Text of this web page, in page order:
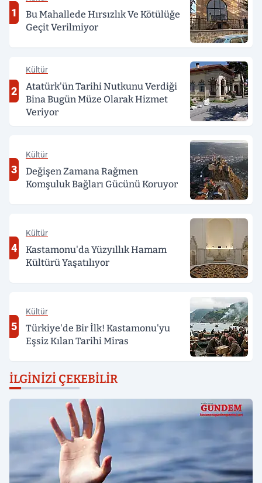
1
Bu Mahallede Hırsızlık Ve Kötülüğe
Geçit Verilmiyor
2
Kültür
Atatürk'ün Tarihi Nutkunu Verdiği
Bina Bugün Müze Olarak Hizmet
Veriyor
3
Kültür
Değişen Zamana Rağmen
Komşuluk Bağları Gücünü Koruyor
4
Kültür
Kastamonu'da Yüzyıllık Hamam
Kültürü Yaşatılıyor
5
Kültür
Türkiye'de Bir İlk! Kastamonu'yu
Eşsiz Kılan Tarihi Miras
İLGINIZI ÇEKEBILIR